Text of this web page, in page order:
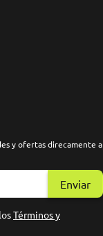
y ofertas direcamente a
Enviar
Términos y